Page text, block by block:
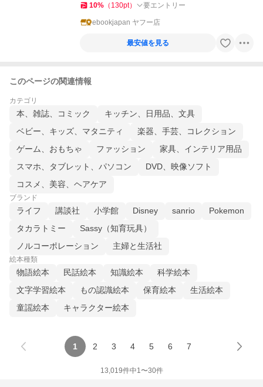
10% （ 130pt） 要エントリー
ebookjapan ヤフー店
最安値を見る
このページの関連情報
カテゴリ
本、雑誌、コミック
キッチン、日用品、文具
ベビー、キッズ、マタニティ
楽器、手芸、コレクション
ゲーム、おもちゃ
ファッション
家具、インテリア用品
スマホ、タブレット、パソコン
DVD、映像ソフト
コスメ、美容、ヘアケア
ブランド
ライフ 講談社 小学館 Disney sanrio
Pokemon
タカラトミー
Sassy（知育玩具）
ノルコーポレーション
主婦と生活社
絵本種類
物語絵本 民話絵本 知識絵本
科学絵本
文字学習絵本
もの認識絵本 保育絵本
生活絵本
童謡絵本
キャラクター絵本
1 2 3 4 5 6 7
13,019件中1〜30件